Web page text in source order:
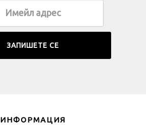
ИНФОРМАЦИЯ